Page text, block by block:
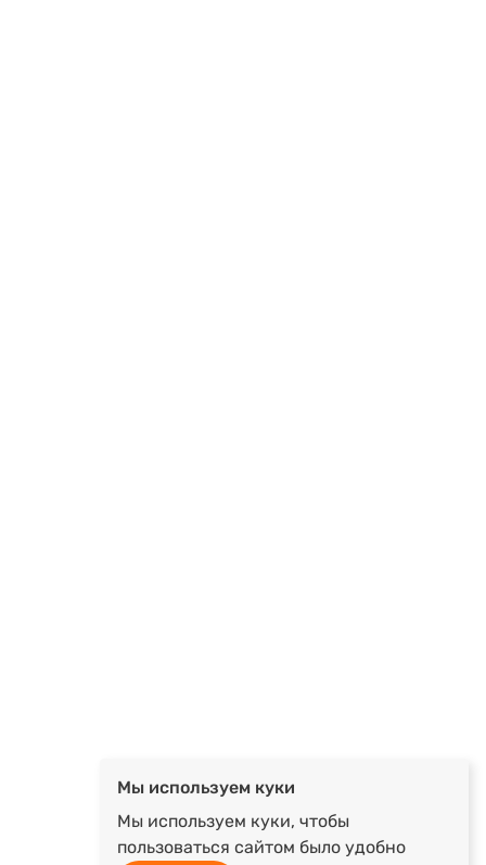
Мы используем куки
Мы используем куки, чтобы
пользоваться сайтом было удобно